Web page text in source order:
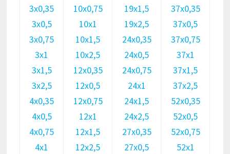
3х0,35
3х0,5
3х0,75
3х1
3х1,5
3х2,5
4х0,35
4х0,5
4х0,75
4х1
10х0,75
10х1
10х1,5
10х2,5
12х0,35
12х0,5
12х0,75
12х1
12х1,5
12х2,5
19х1,5
19х2,5
24х0,35
24х0,5
24х0,75
24х1
24х1,5
24х2,5
27х0,35
27х0,5
37х0,35
37х0,5
37х0,75
37х1
37х1,5
37х2,5
52х0,35
52х0,5
52х0,75
52х1